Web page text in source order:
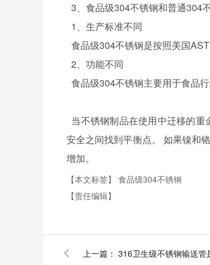
3、食品级304不锈钢和普通304
1、生产标准不同
食品级304不锈钢是按照美国
2、功能不同
食品级304不锈钢主要用于食品
当不锈钢制品在使用中迁移的
安全之间找到平衡点。 如果镍和
增加。
【本文标签】 食品级304不锈钢
【责任编辑】
上一篇： 316卫生级不锈钢输送管